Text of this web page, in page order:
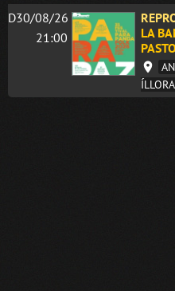
D30/08/26
21:00
LA
ÍLLORA